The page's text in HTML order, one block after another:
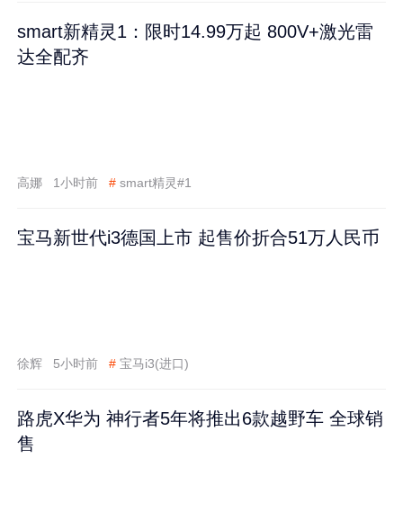
smart新精灵1：限时14.99万起 800V+激光雷
达全配齐
高娜 1小时前 # smart精灵#1
宝马新世代i3德国上市 起售价折合51万人民币
徐辉 5小时前 # 宝马i3(进口)
路虎X华为 神行者5年将推出6款越野车 全球销
售